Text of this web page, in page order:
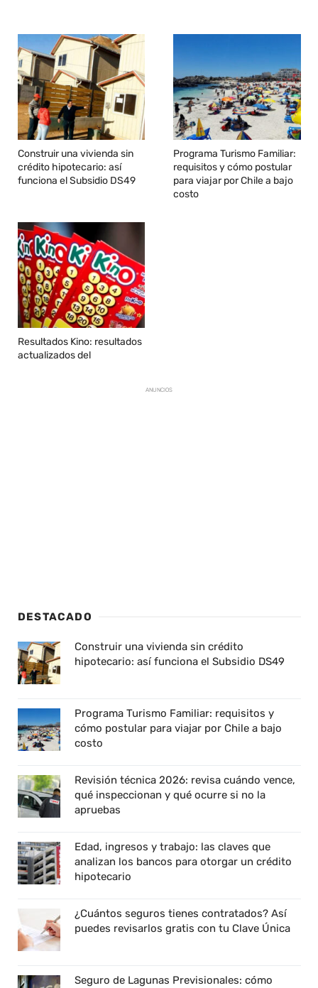
Construir una vivienda sin
crédito hipotecario: así
funciona el Subsidio DS49
Programa Turismo Familiar:
requisitos y cómo postular
para viajar por Chile a bajo
costo
Resultados Kino: resultados
actualizados del
ANUNCIOS
DESTACADO
Construir una vivienda sin crédito
hipotecario: así funciona el Subsidio DS49
Programa Turismo Familiar: requisitos y
cómo postular para viajar por Chile a bajo
costo
Revisión técnica 2026: revisa cuándo vence,
qué inspeccionan y qué ocurre si no la
apruebas
Edad, ingresos y trabajo: las claves que
analizan los bancos para otorgar un crédito
hipotecario
¿Cuántos seguros tienes contratados? Así
puedes revisarlos gratis con tu Clave Única
Seguro de Lagunas Previsionales: cómo